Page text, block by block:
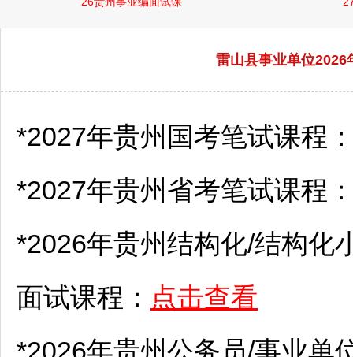
雷山县事业单位2026
*2027年贵州国考笔试课程
*2027年贵州省考笔试课程
*2026年贵州结构化/结构化
面试课程： 点击查看
*2026年贵州公务员/事业单